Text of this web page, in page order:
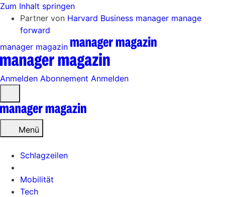
Zum Inhalt springen
Partner von Harvard Business manager manage
forward
manager magazin
Anmelden Abonnement Anmelden
öffnen
Menü
Schlagzeilen
Mobilität
Tech